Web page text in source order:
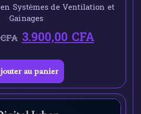
Systèmes de Ventilation et
Gainages
CFA 3.900,00CFA
au panier